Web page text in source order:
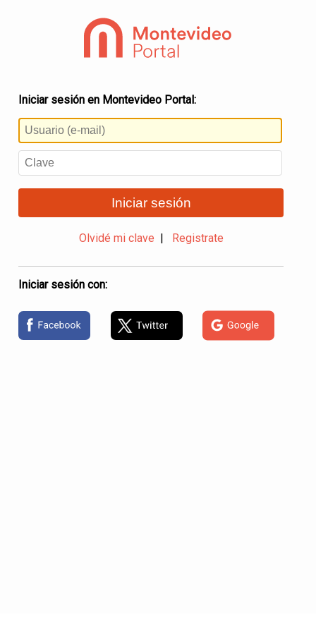
Iniciar sesión en Montevideo Portal:
Iniciar sesión
Olvidé mi clave Registrate
Iniciar sesión con: